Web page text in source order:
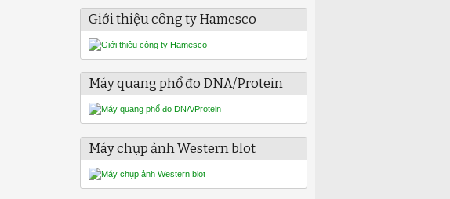
Giới thiệu công ty Hamesco
Máy quang phổ đo DNA/Protein
Máy chụp ảnh Western blot